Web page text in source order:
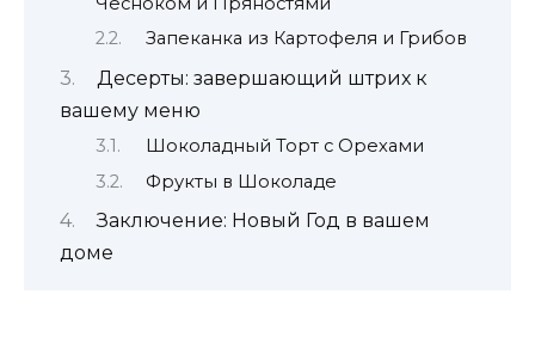
Запеканка из Картофеля и Грибов
Десерты: завершающий штрих к
вашему меню
Шоколадный Торт с Орехами
Фрукты в Шоколаде
Заключение: Новый Год в вашем
доме